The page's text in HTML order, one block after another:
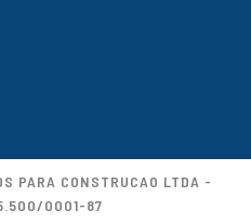
PARA CONSTRUCAO LTDA -
0001-87